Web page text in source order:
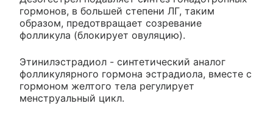
гормонов, в большей степени ЛГ, таким
образом, предотвращает созревание
фолликула (блокирует овуляцию).
Этинилэстрадиол - синтетический аналог
фолликулярного гормона эстрадиола, вместе с
гормоном желтого тела регулирует
менструальный цикл.